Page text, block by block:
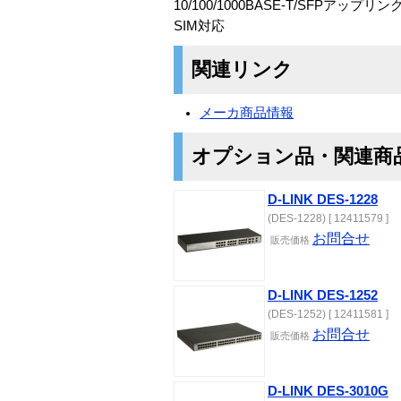
10/100/1000BASE-T/SFPアップリン
SIM対応
関連リンク
メーカ商品情報
オプション品・関連商
D-LINK DES-1228
(DES-1228) [ 12411579 ]
販売価格 お問合せ
D-LINK DES-1252
(DES-1252) [ 12411581 ]
販売価格 お問合せ
D-LINK DES-3010G